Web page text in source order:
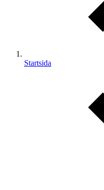
Startsida